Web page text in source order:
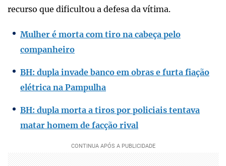
recurso que dificultou a defesa da vítima.
Mulher é morta com tiro na cabeça pelo
companheiro
BH: dupla invade banco em obras e furta fiação
elétrica na Pampulha
BH: dupla morta a tiros por policiais tentava
matar homem de facção rival